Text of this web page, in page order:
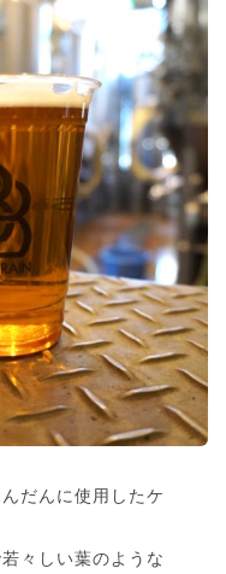
だんに使用したケ
々しい葉のような